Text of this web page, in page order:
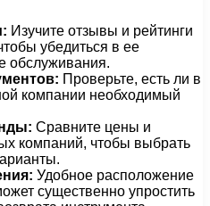
Изучите отзывы и рейтинги
убедиться в ее
обслуживания.
Проверьте, есть ли в
компании необходимый
Сравните цены и
компаний, чтобы выбрать
Удобное расположение
существенно упростить